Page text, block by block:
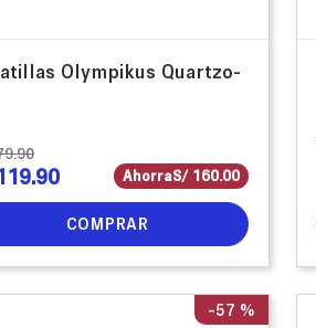
Olympikus Quartzo-
.90
.90 AhorraS/ 160.00
COMPRAR
-57 %